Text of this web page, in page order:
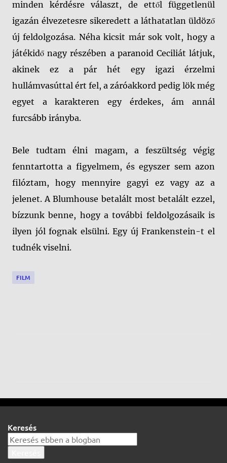
minden kérdésre választ, de ettől függetlenül
igazán élvezetesre sikeredett a láthatatlan üldöző
új feldolgozása. Néha kicsit már sok volt, hogy a
játékidő nagy részében a paranoid Ceciliát látjuk,
akinek ez a pár hét egy igazi érzelmi
hullámvasúttal ért fel, a záróakkord pedig lök még
egyet a karakteren egy érdekes, ám annál
furcsább irányba.
Bele tudtam élni magam, a feszültség végig
fenntartotta a figyelmem, és egyszer sem azon
filóztam, hogy mennyire gagyi ez vagy az a
jelenet. A Blumhouse betalált most betalált ezzel,
bízzunk benne, hogy a további feldolgozásaik is
ilyen jól fognak elsülni. Egy új Frankenstein-t el
tudnék viselni.
FILM
e
y
z
Keresés